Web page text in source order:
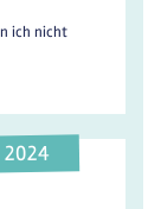
ich nicht